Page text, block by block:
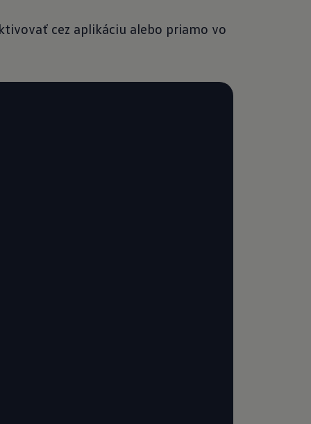
cez aplikáciu alebo priamo vo